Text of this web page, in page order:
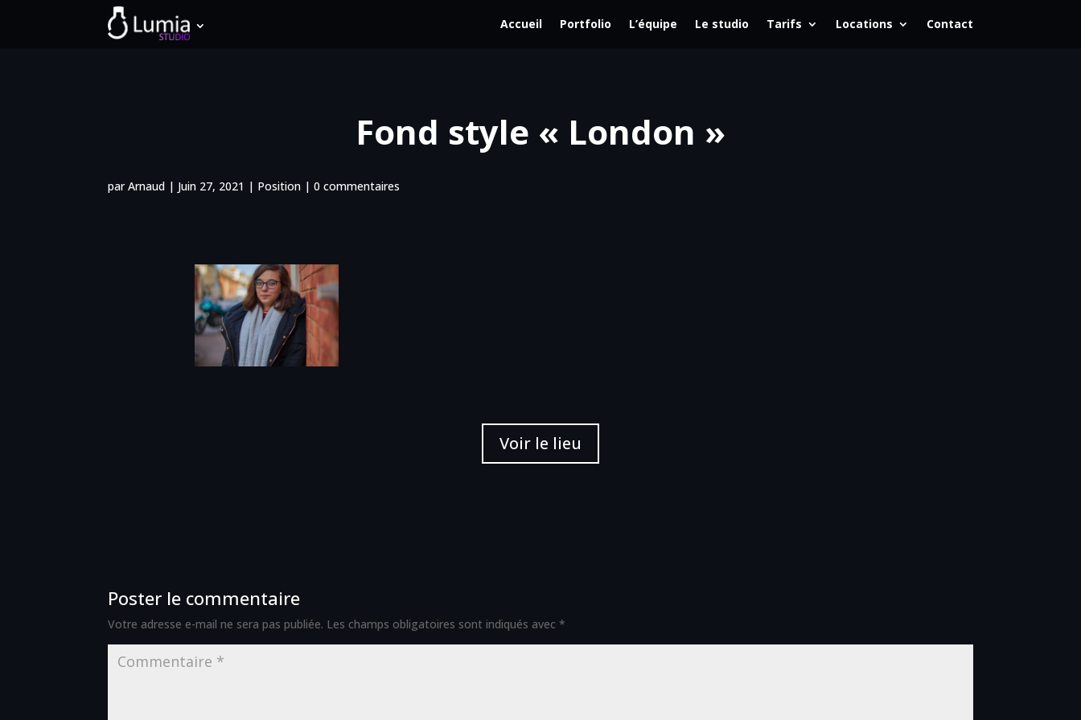
Accueil Portfolio L’équipe Le studio Tarifs Locations Contact
Fond style « London »
parArnaud | Juin 27, 2021 | Position |0 commentaires
Voir le lieu
Poster le commentaire
Votre adresse e-mail ne sera pas publiée. Les champs obligatoires sont indiqués avec*